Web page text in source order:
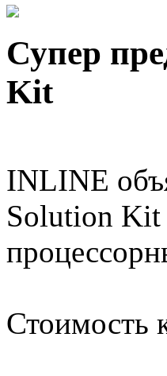
Супер
Kit
INLINE
Solution Kit
Стоимость